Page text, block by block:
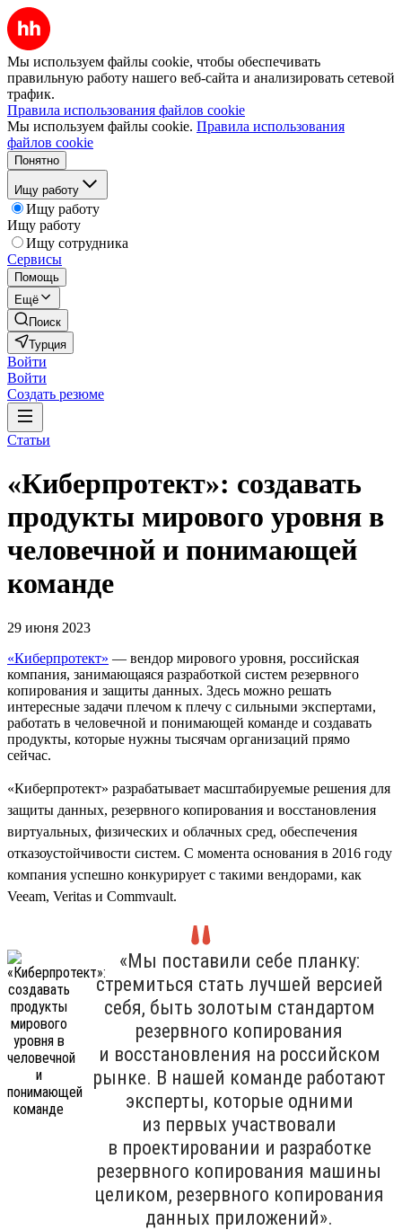
Мы используем файлы cookie, чтобы обеспечивать
правильную работу нашего веб-сайта и анализировать сетевой
трафик.
Правила использования файлов cookie
Мы используем файлы cookie. Правила использования
файлов cookie
Понятно
Ищу работу
Ищу работу
Ищу работу
Ищу сотрудника
Сервисы
Помощь
Ещё
Поиск
Турция
Войти
Войти
Создать резюме
Статьи
«Киберпротект»: создавать
продукты мирового уровня в
человечной и понимающей
команде
29 июня 2023
«Киберпротект» — вендор мирового уровня, российская
компания, занимающаяся разработкой систем резервного
копирования и защиты данных. Здесь можно решать
интересные задачи плечом к плечу с сильными экспертами,
работать в человечной и понимающей команде и создавать
продукты, которые нужны тысячам организаций прямо
сейчас.
«Киберпротект» разрабатывает масштабируемые решения для
защиты данных, резервного копирования и восстановления
виртуальных, физических и облачных сред, обеспечения
отказоустойчивости систем. С момента основания в 2016 году
компания успешно конкурирует с такими вендорами, как
Veeam, Veritas и Commvault.
«Мы поставили себе планку:
стремиться стать лучшей версией
себя, быть золотым стандартом
резервного копирования
и восстановления на российском
рынке. В нашей команде работают
эксперты, которые одними
из первых участвовали
в проектировании и разработке
резервного копирования машины
целиком, резервного копирования
данных приложений».